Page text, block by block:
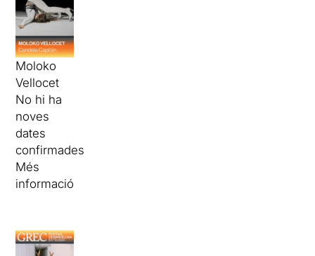
Moloko
Vellocet
No hi ha
noves
dates
confirmades
Més
informació